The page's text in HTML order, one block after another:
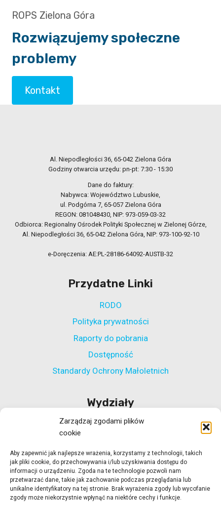
Zarządzaj zgodami plików
cookie
Aby zapewnić jak najlepsze wrażenia, korzystamy z technologii, takich
jak pliki cookie, do przechowywania i/lub uzyskiwania dostępu do
informacji o urządzeniu. Zgoda na te technologie pozwoli nam
przetwarzać dane, takie jak zachowanie podczas przeglądania lub
unikalne identyfikatory na tej stronie. Brak wyrażenia zgody lub wycofanie
zgody może niekorzystnie wpłynąć na niektóre cechy i funkcje.
ROPS Zielona Góra
Rozwiązujemy społeczne
problemy
Kontakt
Al. Niepodległości 36, 65-042 Zielona Góra
Godziny otwarcia urzędu: pn-pt: 7:30 - 15:30
Dane do faktury:
Nabywca: Województwo Lubuskie,
ul. Podgórna 7, 65-057 Zielona Góra
REGON: 081048430, NIP: 973-059-03-32
Odbiorca: Regionalny Ośrodek Polityki Społecznej w Zielonej Górze,
Al. Niepodległości 36, 65-042 Zielona Góra, NIP: 973-100-92-10
e-Doręczenia: AE:PL-28186-64092-AUSTB-32
Przydatne Linki
RODO
Polityka prywatności
Raporty do pobrania
Dostępność
Standardy Ochrony Małoletnich
Wydziały
Wydział Polityki Społecznej
Wydział ds. Rehabilitacji Zawodowej i Społecznej
Wydział Koordynacji Włączenia Społecznego
Wydział ds. Realizacji Projektów Strukturalnych
Ośrodek Adopcyjny w Zielonej Górze